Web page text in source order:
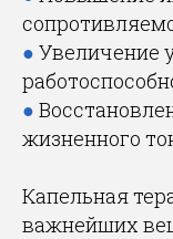
● Увеличение
●
жизненного
Капельная
важнейших